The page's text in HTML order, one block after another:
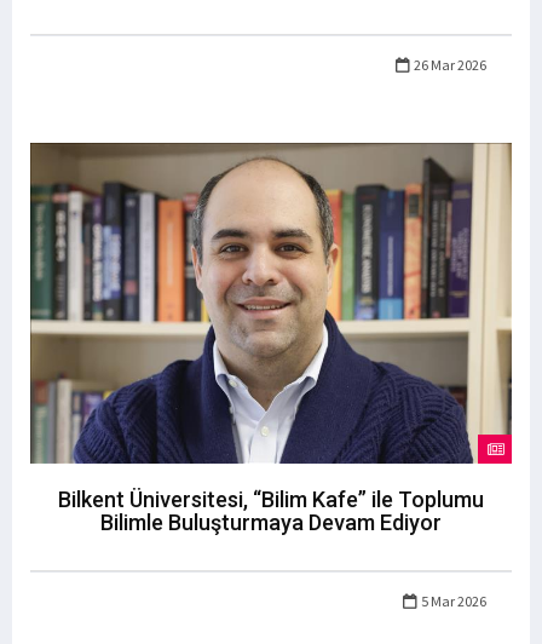
26 Mar 2026
Bilkent Üniversitesi, “Bilim Kafe” ile Toplumu
Bilimle Buluşturmaya Devam Ediyor
5 Mar 2026